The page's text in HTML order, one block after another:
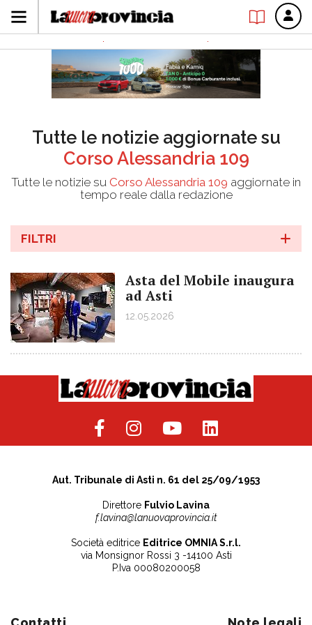
Tutte le notizie aggiornate su
Corso Alessandria 109
Tutte le notizie su Corso Alessandria 109 aggiornate in
tempo reale dalla redazione
FILTRI
Asta del Mobile inaugura
ad Asti
12.05.2026
Aut. Tribunale di Asti n. 61 del 25/09/1953
Direttore Fulvio Lavina
f.lavina@lanuovaprovincia.it
Società editrice Editrice OMNIA S.r.l.
via Monsignor Rossi 3 -14100 Asti
P.Iva 00080200058